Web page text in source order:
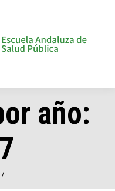
año: